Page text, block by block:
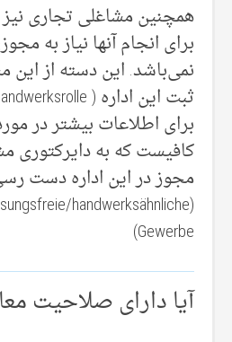
همچنین مشاغلی تجاری
برای انجام آنها نیاز به
نمی‌‌باشد. این دسته از
برای اطلاعات بیشتر در
کافیست که به دایرکتوری
مجوز در این اداره دست
handwerksähnliche
Gewerbe)
آیا دارای صلاحیت